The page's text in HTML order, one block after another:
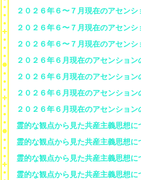
２０２６年６〜７月現在のアセン
２０２６年６〜７月現在のアセン
２０２６年６〜７月現在のアセン
２０２６年６月現在のアセンショ
２０２６年６月現在のアセンショ
２０２６年６月現在のアセンショ
２０２６年６月現在のアセンショ
霊的な観点から見た共産主義思想
霊的な観点から見た共産主義思想
霊的な観点から見た共産主義思想
霊的な観点から見た共産主義思想